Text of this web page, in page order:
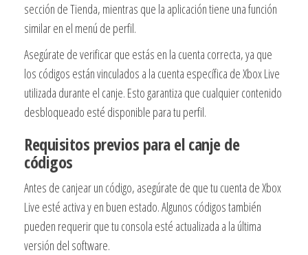
sección de Tienda, mientras que la aplicación tiene una función
similar en el menú de perfil.
Asegúrate de verificar que estás en la cuenta correcta, ya que
los códigos están vinculados a la cuenta específica de Xbox Live
utilizada durante el canje. Esto garantiza que cualquier contenido
desbloqueado esté disponible para tu perfil.
Requisitos previos para el canje de
códigos
Antes de canjear un código, asegúrate de que tu cuenta de Xbox
Live esté activa y en buen estado. Algunos códigos también
pueden requerir que tu consola esté actualizada a la última
versión del software.